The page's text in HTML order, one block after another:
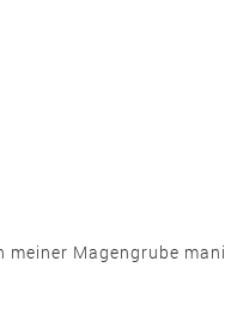
Magengrube